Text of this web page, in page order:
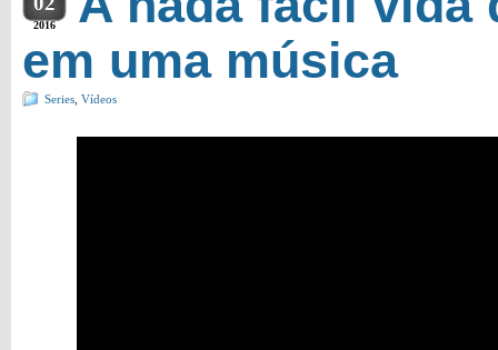
2016
em uma música
Series Vídeos